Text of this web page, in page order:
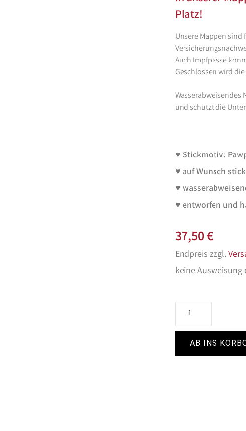
Platz!
Unsere Mappen sind
Auch Impfpässe
Geschlossen wird
Wasserabweisendes
und schützt die
♥ Stickmotiv:
♥ auf Wunsch
♥
♥ entworfen und
37,50€
Endpreis zzgl.
keine Ausweisung
AB INS